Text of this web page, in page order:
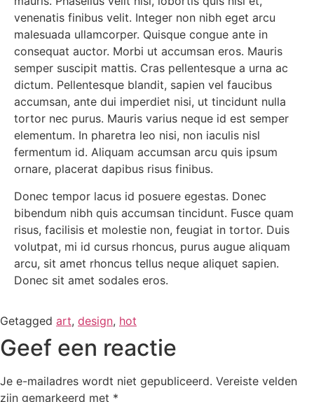
venenatis finibus velit. Integer non nibh eget arcu
malesuada ullamcorper. Quisque congue ante in
consequat auctor. Morbi ut accumsan eros. Mauris
semper suscipit mattis. Cras pellentesque a urna ac
dictum. Pellentesque blandit, sapien vel faucibus
accumsan, ante dui imperdiet nisi, ut tincidunt nulla
tortor nec purus. Mauris varius neque id est semper
elementum. In pharetra leo nisi, non iaculis nisl
fermentum id. Aliquam accumsan arcu quis ipsum
ornare, placerat dapibus risus finibus.
Donec tempor lacus id posuere egestas. Donec
bibendum nibh quis accumsan tincidunt. Fusce quam
risus, facilisis et molestie non, feugiat in tortor. Duis
volutpat, mi id cursus rhoncus, purus augue aliquam
arcu, sit amet rhoncus tellus neque aliquet sapien.
Donec sit amet sodales eros.
Getagged art, design, hot
Geef een reactie
Je e-mailadres wordt niet gepubliceerd. Vereiste velden
zijn gemarkeerd met *